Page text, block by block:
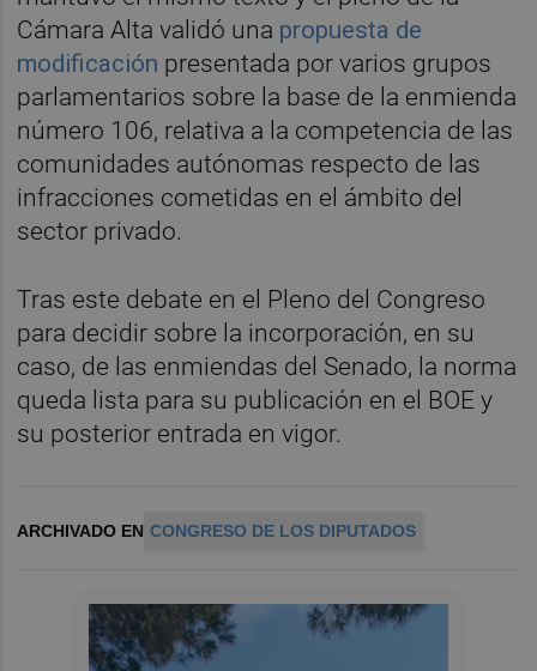
Cámara Alta validó una propuesta de
modificación presentada por varios grupos
parlamentarios sobre la base de la enmienda
número 106, relativa a la competencia de las
comunidades autónomas respecto de las
infracciones cometidas en el ámbito del
sector privado.
Tras este debate en el Pleno del Congreso
para decidir sobre la incorporación, en su
caso, de las enmiendas del Senado, la norma
queda lista para su publicación en el BOE y
su posterior entrada en vigor.
ARCHIVADO EN CONGRESO DE LOS DIPUTADOS